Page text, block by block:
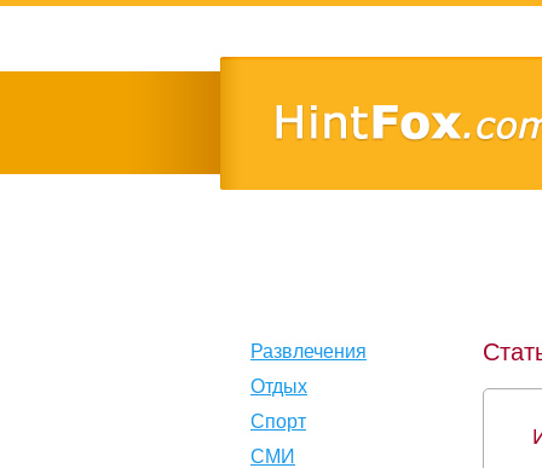
Развлечения
Отдых
Спорт
СМИ